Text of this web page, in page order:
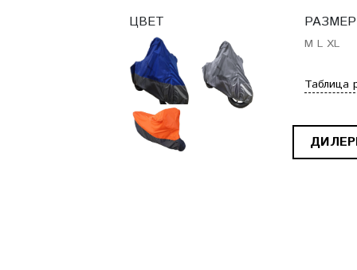
ЦВЕТ РАЗМЕР
M L XL
Таблица